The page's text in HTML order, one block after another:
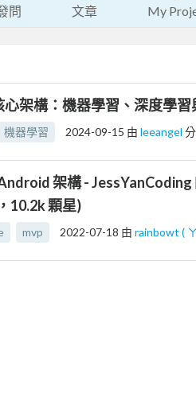
問 文章 My
架構：機器學習、深度學
機器學習 2024-09-15 由 leeangel
架構 -
10.2k 顆星)
mvp 2022-07-18 由 rainbowt (